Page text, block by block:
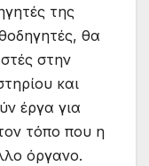
της
θα
στην
και
έργα για
τόπο που η
όργανο.